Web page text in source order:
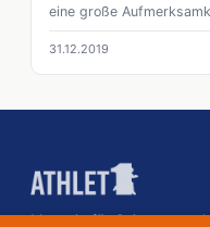
eine große
öffentliche Präsenz hat
Sportler geraten
manchmal auch
31.12.2019
Magazin für